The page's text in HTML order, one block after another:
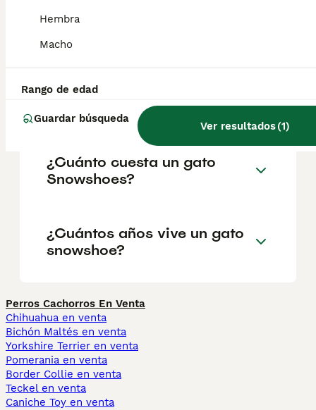
Hembra
Macho
Rango de edad
Guardar búsqueda
Ver resultados(1)
inclinados, y las orejas, bastante separadas,
son largas y puntiagudas.
¿El gato Snowshoe es de
¿Cuánto cuesta un gato
Snowshoes?
¿Cuántos años vive un gato
snowshoe?
Perros Cachorros En Venta
Chihuahua en venta
Bichón Maltés en venta
Yorkshire Terrier en venta
Pomerania en venta
Border Collie en venta
Teckel en venta
Caniche Toy en venta